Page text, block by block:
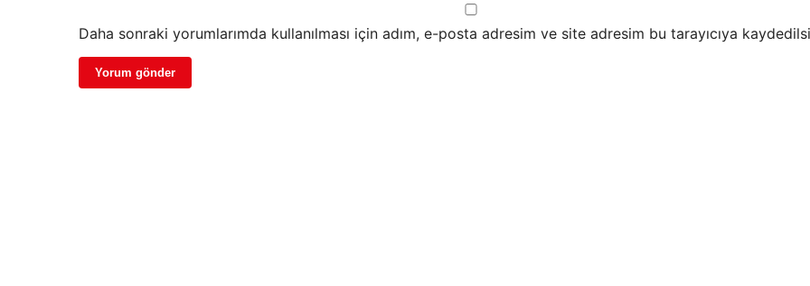
Daha sonraki yorumlarımda kullanılması için adım, e-posta adresim ve site adresim bu tarayıcıya